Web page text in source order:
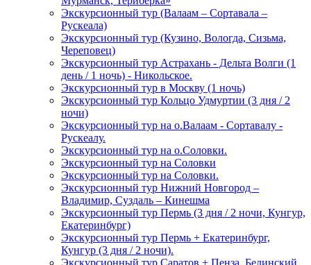
Экскурсионный тур (Валаам – Сортавала –
Рускеала)
Экскурсионный тур (Кузино, Вологда, Сизьма,
Череповец)
Экскурсионный тур Астрахань - Дельта Волги (1
день / 1 ночь) - Никольское.
Экскурсионный тур в Москву (1 ночь)
Экскурсионный тур Кольцо Удмуртии (3 дня / 2
ночи)
Экскурсионный тур на о.Валаам - Сортавалу -
Рускеалу.
Экскурсионный тур на о.Соловки.
Экскурсионный тур на Соловки
Экскурсионный тур на Соловки.
Экскурсионный тур Нижний Новгород –
Владимир, Суздаль – Кинешма
Экскурсионный тур Пермь (3 дня / 2 ночи, Кунгур,
Екатеринбург)
Экскурсионный тур Пермь + Екатеринбург,
Кунгур (3 дня / 2 ночи).
Экскурсионный тур Саратов + Пенза, Белинский,